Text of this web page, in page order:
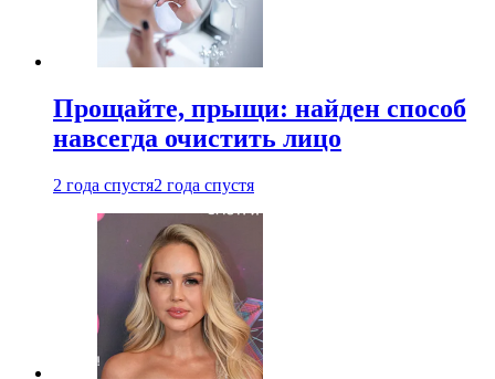
Прощайте, прыщи: найден способ
навсегда очистить лицо
2 года спустя2 года спустя